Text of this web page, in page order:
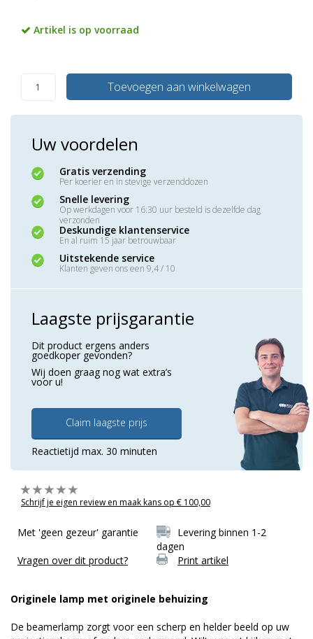
Artikel is op voorraad
Toevoegen aan winkelwagen
Uw voordelen
Gratis verzending
Per koerier en in stevige verzenddozen
Snelle levering
Op werkdagen voor 16:30 uur besteld is dezelfde dag
verzonden
Deskundige klantenservice
En al ruim 15 jaar betrouwbaar
Uitstekende service
Klanten geven ons een 9,4 / 10
Laagste prijsgarantie
Dit product ergens anders
goedkoper gevonden?
Wij doen graag nog wat extra’s
voor u!
Claim laagste prijs
Reactietijd max. 30 minuten
Schrijf je eigen review en maak kans op € 100,00
Met 'geen gezeur' garantie
Levering binnen 1-2
dagen
Vragen over dit product?
Print artikel
Originele lamp met originele behuizing
De beamerlamp zorgt voor een scherp en helder beeld op uw